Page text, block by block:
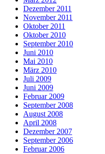
Dezember 2011
November 2011
Oktober 2011
Oktober 2010
September 2010
Juni 2010
Mai 2010
März 2010
Juli 2009
Juni 2009
Februar 2009
September 2008
August 2008
April 2008
Dezember 2007
September 2006
Februar 2006